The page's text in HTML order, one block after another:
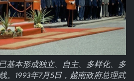
基本形成独立、自主、多样化、多
。1993年7月5日，越南政府总理武